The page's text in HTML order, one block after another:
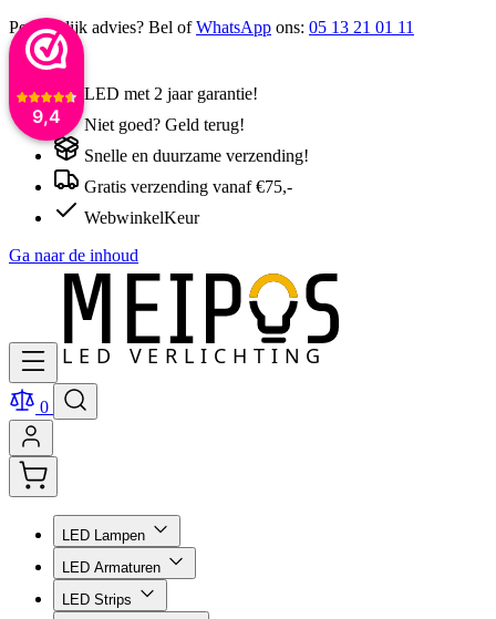
9,4
Persoonlijk advies? Bel ofWhatsApp ons: 05 13 21 01 11
LED met 2 jaar garantie!
Niet goed? Geld terug!
Snelle en duurzame verzending!
Gratis verzending vanaf €75,-
WebwinkelKeur
Ga naar de inhoud
0
LED Lampen
LED Armaturen
LED Strips